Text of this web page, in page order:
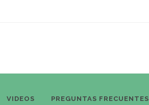
VIDEOS PREGUNTAS FRECUENTES